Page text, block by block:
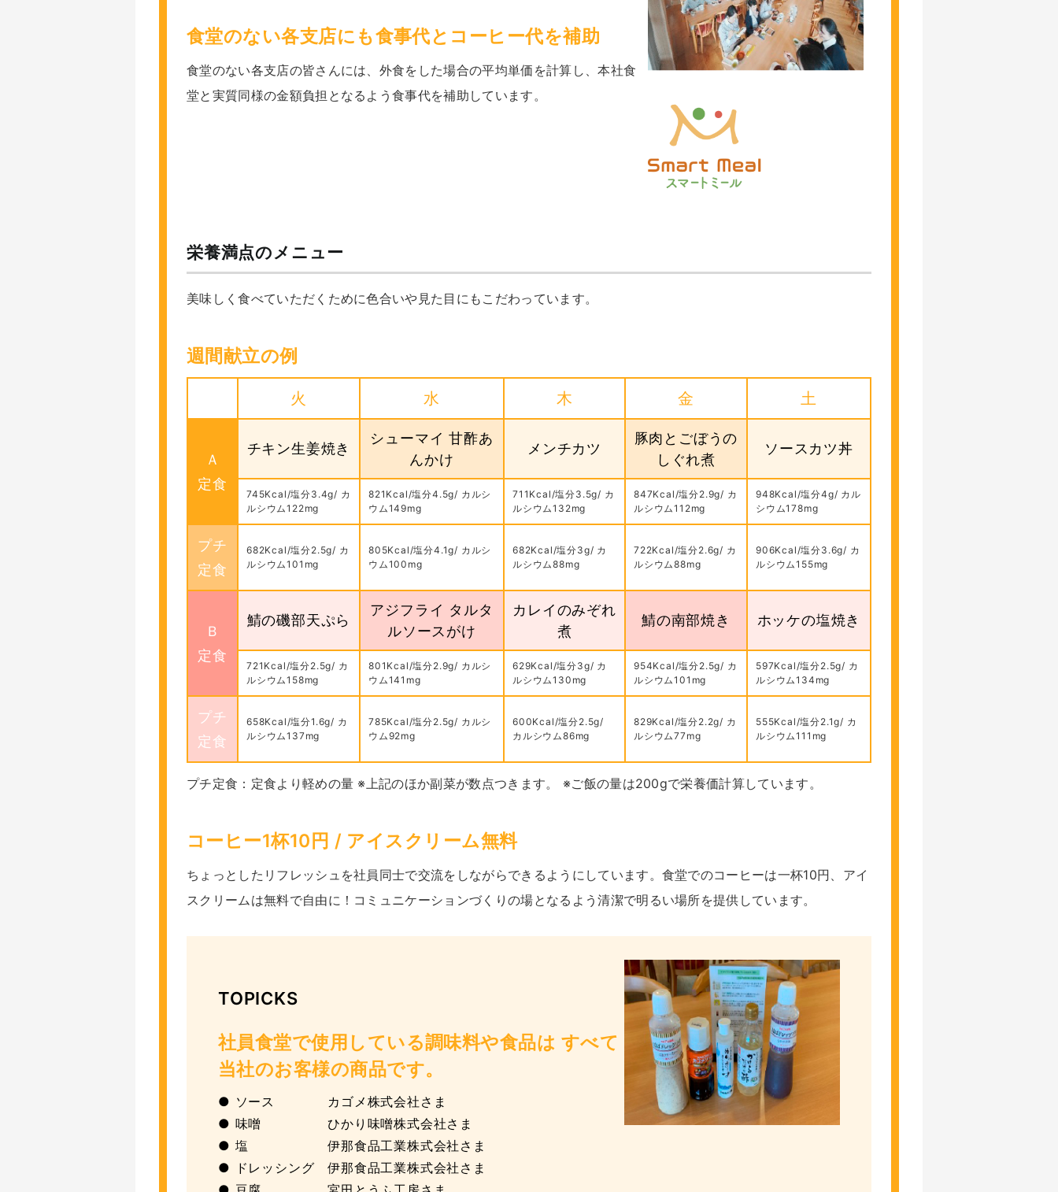
食堂のない各支店にも食事代とコーヒー代を補助
食堂のない各支店の皆さんには、外食をした場合の平均単価を計算し、本社食
堂と実質同様の金額負担となるよう食事代を補助しています。
栄養満点のメニュー
美味しく食べていただくために色合いや見た目にもこだわっています。
週間献立の例
火 水 木 金 土
Ａ
定食
チキン生姜焼き
シューマイ 甘酢あ
んかけ
メンチカツ
豚肉とごぼうの
しぐれ煮
ソースカツ丼
745Kcal/塩分3.4g/ カ
ルシウム122mg
821Kcal/塩分4.5g/ カルシ
ウム149mg
711Kcal/塩分3.5g/ カ
ルシウム132mg
847Kcal/塩分2.9g/ カ
ルシウム112mg
948Kcal/塩分4g/ カル
シウム178mg
プチ
定食
682Kcal/塩分2.5g/ カ
ルシウム101mg
805Kcal/塩分4.1g/ カルシ
ウム100mg
682Kcal/塩分3g/ カ
ルシウム88mg
722Kcal/塩分2.6g/ カ
ルシウム88mg
906Kcal/塩分3.6g/ カ
ルシウム155mg
Ｂ
定食
鯖の磯部天ぷら
アジフライ タルタ
ルソースがけ
カレイのみぞれ
煮
鯖の南部焼き ホッケの塩焼き
721Kcal/塩分2.5g/ カ
ルシウム158mg
801Kcal/塩分2.9g/ カルシ
ウム141mg
629Kcal/塩分3g/ カ
ルシウム130mg
954Kcal/塩分2.5g/ カ
ルシウム101mg
597Kcal/塩分2.5g/ カ
ルシウム134mg
プチ
定食
658Kcal/塩分1.6g/ カ
ルシウム137mg
785Kcal/塩分2.5g/ カルシ
ウム92mg
600Kcal/塩分2.5g/
カルシウム86mg
829Kcal/塩分2.2g/ カ
ルシウム77mg
555Kcal/塩分2.1g/ カ
ルシウム111mg
プチ定食：定食より軽めの量 ※上記のほか副菜が数点つきます。 ※ご飯の量は200gで栄養価計算しています。
コーヒー1杯10円 / アイスクリーム無料
ちょっとしたリフレッシュを社員同士で交流をしながらできるようにしています。食堂でのコーヒーは一杯10円、アイ
スクリームは無料で自由に！コミュニケーションづくりの場となるよう清潔で明るい場所を提供しています。
TOPICKS
社員食堂で使用している調味料や食品は すべて
当社のお客様の商品です。
● ソース カゴメ株式会社さま
● 味噌 ひかり味噌株式会社さま
● 塩 伊那食品工業株式会社さま
● ドレッシング 伊那食品工業株式会社さま